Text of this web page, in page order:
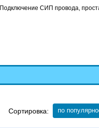
Подключение СИП провода,
Сортировка: по